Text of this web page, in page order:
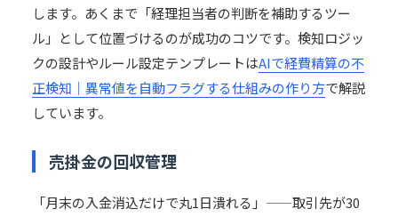
します。あくまで「経理担当者の判断を補助するツー
ル」として位置づけるのが成功のコツです。検知ロジッ
クの設計やルール設定テンプレートはAIで経費精算の不
正検知｜異常値を自動フラグする仕組みの作り方で解説
しています。
売掛金の回収管理
「月末の入金消込だけで丸1日潰れる」——取引先が30